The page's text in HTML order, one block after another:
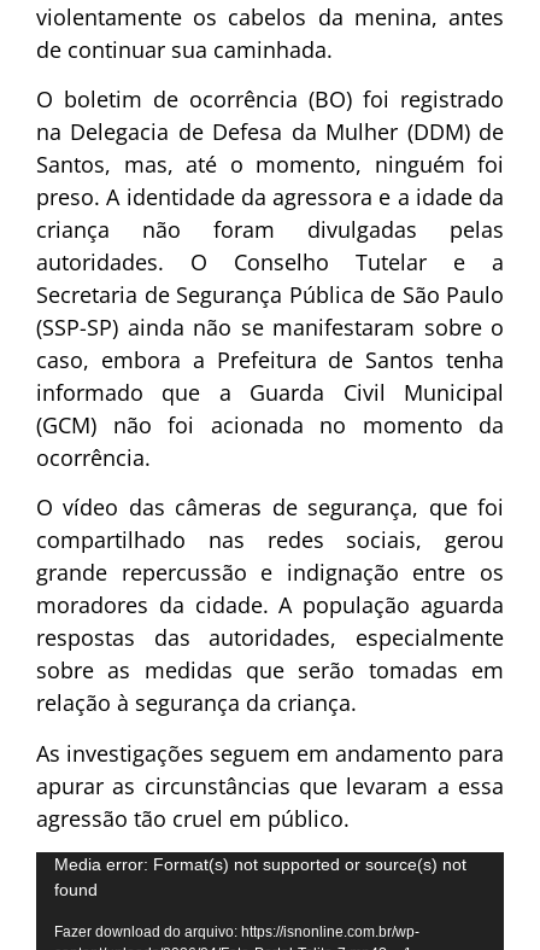
violentamente os cabelos da menina, antes
de continuar sua caminhada.
O boletim de ocorrência (BO) foi registrado
na Delegacia de Defesa da Mulher (DDM) de
Santos, mas, até o momento, ninguém foi
preso. A identidade da agressora e a idade da
criança não foram divulgadas pelas
autoridades. O Conselho Tutelar e a
Secretaria de Segurança Pública de São Paulo
(SSP-SP) ainda não se manifestaram sobre o
caso, embora a Prefeitura de Santos tenha
informado que a Guarda Civil Municipal
(GCM) não foi acionada no momento da
ocorrência.
O vídeo das câmeras de segurança, que foi
compartilhado nas redes sociais, gerou
grande repercussão e indignação entre os
moradores da cidade. A população aguarda
respostas das autoridades, especialmente
sobre as medidas que serão tomadas em
relação à segurança da criança.
As investigações seguem em andamento para
apurar as circunstâncias que levaram a essa
agressão tão cruel em público.
Tocador
de
vídeo
Media error: Format(s) not supported or source(s) not
found
Fazer download do arquivo: https://isnonline.com.br/wp-